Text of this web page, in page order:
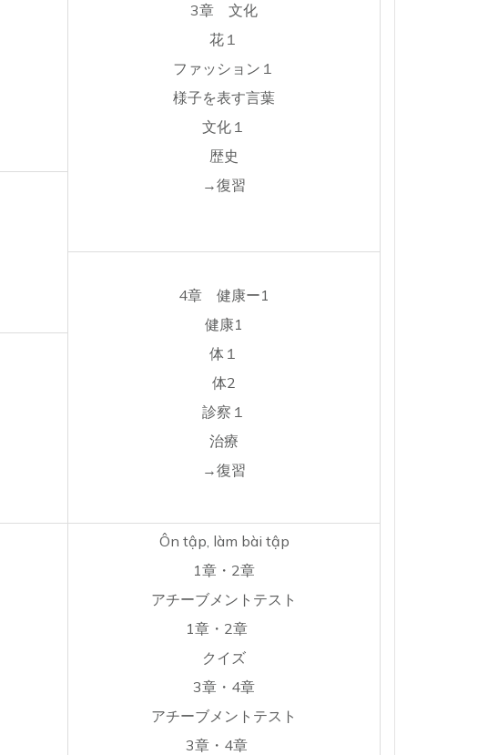
3章 文化
花１
ファッション１
様子を表す言葉
文化１
歴史
→復習
4章 健康ー1
健康1
体１
体2
診察１
治療
→復習
Ôn tập, làm bài tập
1章・2章
アチーブメントテスト
1章・2章
クイズ
3章・4章
アチーブメントテスト
3章・4章